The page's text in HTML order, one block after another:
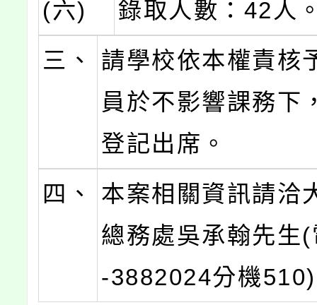
(六)
錄取人數：42人
三、
請學校依本權責核
員於不影響課務下
登記出席。
四、
本案相關資訊請洽
總務處吳承翰先生
-3882024分機